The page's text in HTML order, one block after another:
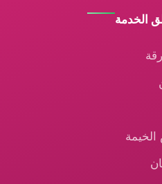
الخدمة